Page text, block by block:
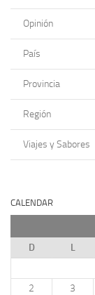
Opinión
País
Provincia
Región
Viajes y Sabores
CALENDAR
D
L
2
3